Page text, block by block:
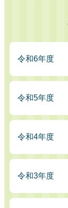
令和6年度
令和5年度
令和4年度
令和3年度